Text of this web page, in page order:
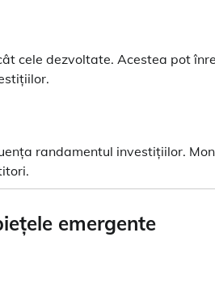
cele dezvoltate. Acestea pot
randamentul investițiilor.
emergente